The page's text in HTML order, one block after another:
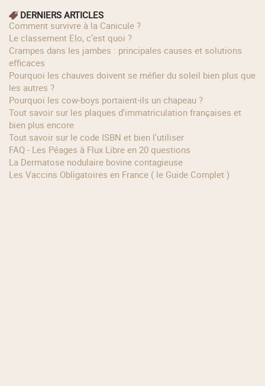
DERNIERS ARTICLES
Comment survivre à la Canicule ?
Le classement Elo, c’est quoi ?
Crampes dans les jambes : principales causes et solutions
efficaces
Pourquoi les chauves doivent se méfier du soleil bien plus que
les autres ?
Pourquoi les cow‑boys portaient‑ils un chapeau ?
Tout savoir sur les plaques d'immatriculation françaises et
bien plus encore
Tout savoir sur le code ISBN et bien l'utiliser
FAQ - Les Péages à Flux Libre en 20 questions
La Dermatose nodulaire bovine contagieuse
Les Vaccins Obligatoires en France ( le Guide Complet )